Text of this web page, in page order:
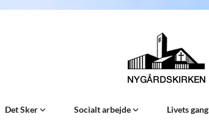
Det Sker Socialt arbejde Livets gang